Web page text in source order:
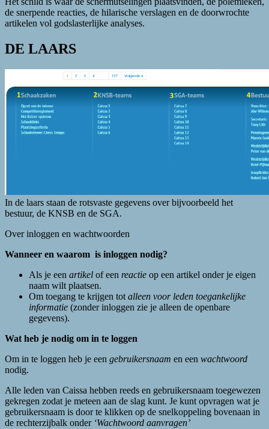
de snerpende reacties, de hilarische verslagen en de doorwrochte
artikelen vol godslasterlijke analyses.
DE LAARS
In de laars staan de rotsvaste gegevens over bijvoorbeeld het
bestuur, de KNSB en de SGA.
Over inloggen en wachtwoorden
Wanneer en waarom is inloggen nodig?
Als je een artikel of een reactie op een artikel onder je eigen
naam wilt plaatsen.
Om toegang te krijgen tot alleen voor leden toegankelijke
informatie (zonder inloggen zie je alleen de openbare
gegevens).
Wat heb je nodig om in te loggen
Om in te loggen heb je een gebruikersnaam en een wachtwoord
nodig.
Alle leden van Caissa hebben reeds en gebruikersnaam toegewezen
gekregen zodat je meteen aan de slag kunt. Je kunt opvragen wat je
gebruikersnaam is door te klikken op de snelkoppeling bovenaan in
de rechterzijbalk onder ‘Wachtwoord aanvragen’